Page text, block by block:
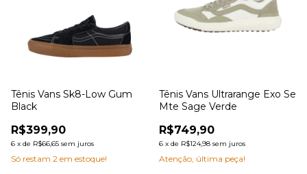
Tênis Vans Sk8-Low Gum
Black
R$399,90
6 x de R$66,65 sem juros
Só restam 2 em estoque!
Tênis Vans Ultrarange Exo Se
Mte Sage Verde
R$749,90
6 x de R$124,98 sem juros
Atenção, última peça!